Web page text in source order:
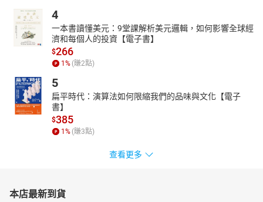
4
一本書讀懂美元：9堂課解析美元邏輯，如何影響全球經
濟和每個人的投資【電子書】
$266
1% (賺2點)
5
扁平時代：演算法如何限縮我們的品味與文化【電子
書】
$385
1% (賺3點)
查看更多
本店最新到貨